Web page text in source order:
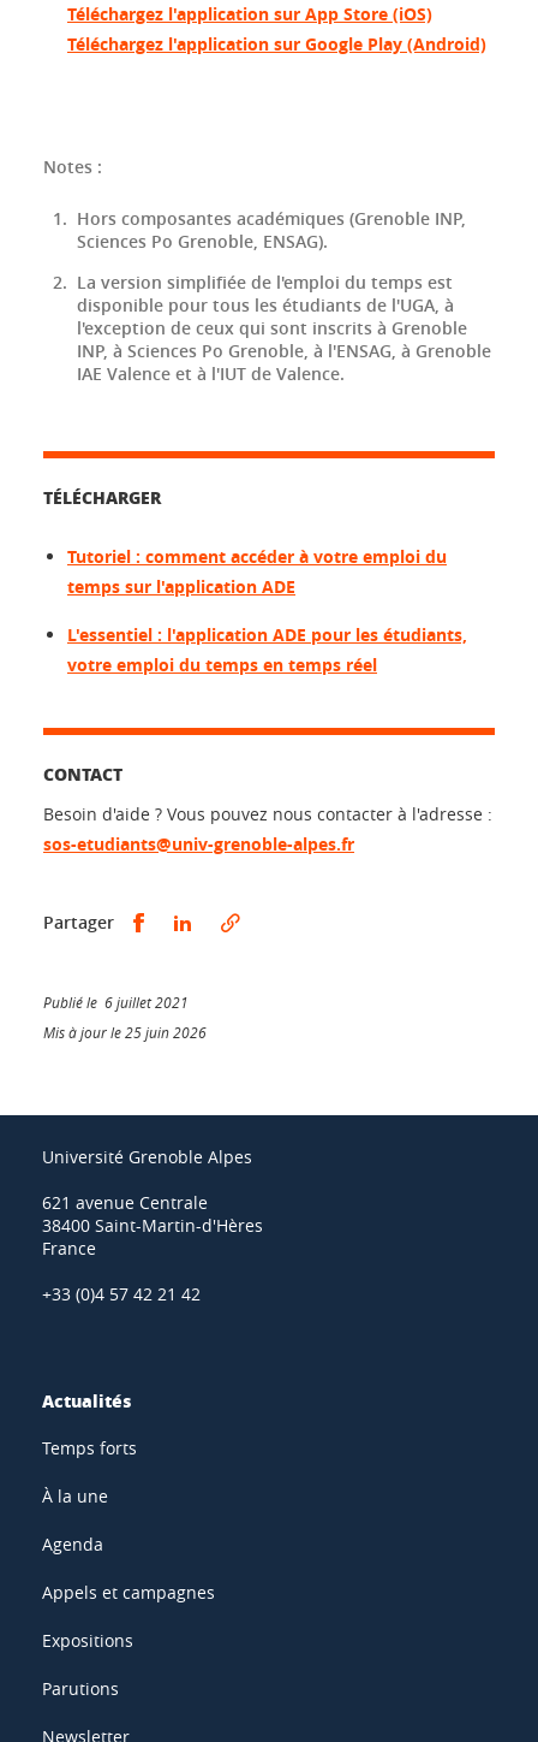
Téléchargez l'application sur App Store (iOS)
Téléchargez l'application sur Google Play (Android)
Notes :
Hors composantes académiques (Grenoble INP,
Sciences Po Grenoble, ENSAG).
La version simplifiée de l'emploi du temps est
disponible pour tous les étudiants de l'UGA, à
l'exception de ceux qui sont inscrits à Grenoble
INP, à Sciences Po Grenoble, à l'ENSAG, à Grenoble
IAE Valence et à l'IUT de Valence.
TÉLÉCHARGER
Tutoriel : comment accéder à votre emploi du
temps sur l'application ADE
L'essentiel : l'application ADE pour les étudiants,
votre emploi du temps en temps réel
CONTACT
Besoin d'aide ? Vous pouvez nous contacter à l'adresse :
sos-etudiants@univ-grenoble-alpes.fr
Partager Partager sur Facebook
Partager sur LinkedIn
Publié le 6 juillet 2021
Mis à jour le 25 juin 2026
Université Grenoble Alpes
621 avenue Centrale
38400 Saint-Martin-d'Hères
France
+33 (0)4 57 42 21 42
Actualités
Temps forts
À la une
Agenda
Appels et campagnes
Expositions
Parutions
Newsletter